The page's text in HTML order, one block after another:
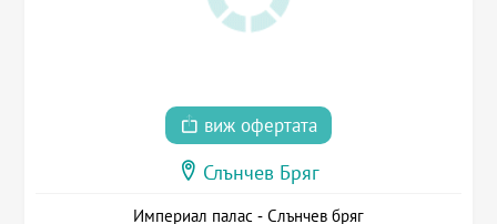
виж офертата
Слънчев Бряг
Империал палас - Слънчев бряг